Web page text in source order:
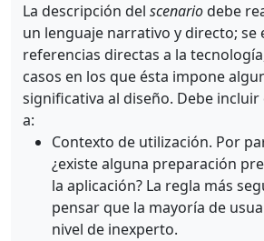
La descripción del scenariodebe
un lenguaje narrativo y directo; se
referencias directas a la
casos en los que ésta impone
significativa al diseño. Debe
a:
Contexto de utilización. Por
¿existe alguna preparación
la aplicación? La regla más
pensar que la mayoría de
nivel de inexperto.